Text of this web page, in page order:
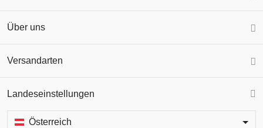
Über uns
Versandarten
Landeseinstellungen
Österreich